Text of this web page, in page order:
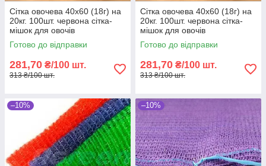
Сітка овочева 40х60 (18г) на
20кг. 100шт. червона сітка-
мішок для овочів
Готово до відправки
281,70 ₴/100 шт.
313 ₴/100 шт.
Сітка овочева 40х60 (18г) на
20кг. 100шт. червона сітка-
мішок для овочів
Готово до відправки
281,70 ₴/100 шт.
313 ₴/100 шт.
–10% –10%